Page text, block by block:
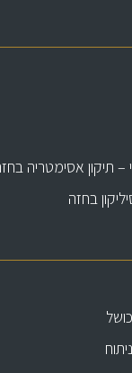
תיקון אסימטריה
בחזה